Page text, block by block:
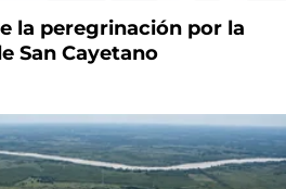
la peregrinación por la
San Cayetano